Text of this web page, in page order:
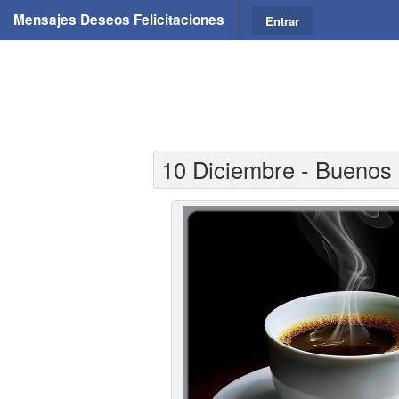
Mensajes Deseos Felicitaciones Entrar
10 Diciembre -